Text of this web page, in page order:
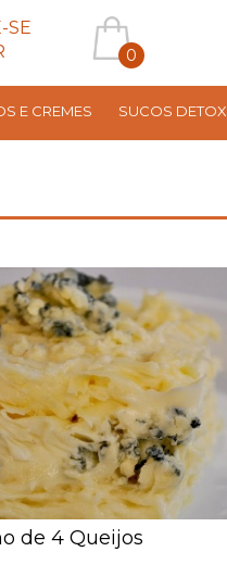
SE
0
E CREMES SUCOS DETOX
de 4 Queijos